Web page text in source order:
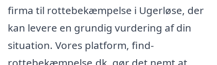
firma til rottebekæmpelse i Ugerløse, der
kan levere en grundig vurdering af din
situation. Vores platform, find-